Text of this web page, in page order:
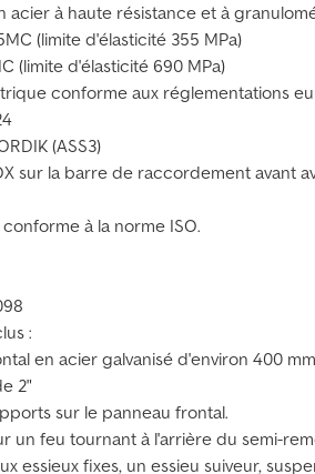
acier à haute résistance et à
(limite d'élasticité 355 MPa)
(limite d'élasticité 690 MPa)
conforme aux réglementations
(ASS3)
sur la barre de raccordement avant
à la norme ISO.
:
en acier galvanisé d'environ 400
2"
sur le panneau frontal.
un feu tournant à l'arrière du semi-
essieux fixes, un essieu suiveur,